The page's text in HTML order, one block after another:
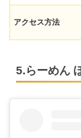
アクセス方法
5.らーめん